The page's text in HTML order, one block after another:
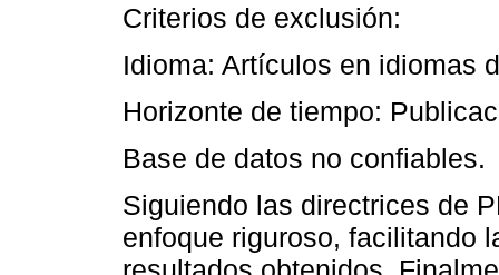
Criterios de exclusión:
Idioma: Artículos en idiomas
Horizonte de tiempo:
Base de datos no confiables.
Siguiendo las directrices de
enfoque riguroso, facilitando